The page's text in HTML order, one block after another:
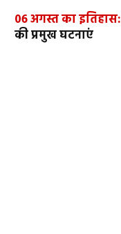
06 अगस्त का इतिहास:
की प्रमुख घटनाएं